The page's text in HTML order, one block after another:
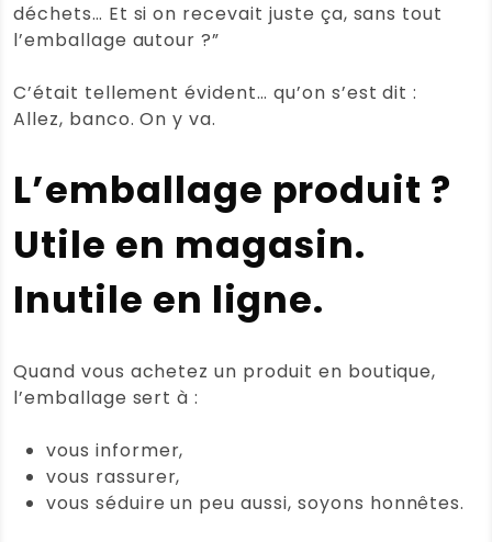
déchets… Et si on recevait juste ça, sans tout
l’emballage autour ?”
C’était tellement évident… qu’on s’est dit :
Allez, banco. On y va.
L’emballage produit ?
Utile en magasin.
Inutile en ligne.
Quand vous achetez un produit en boutique,
l’emballage sert à :
vous informer,
vous rassurer,
vous séduire un peu aussi, soyons honnêtes.